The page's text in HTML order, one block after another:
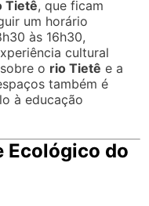
domésticos. Isso
como os quatis
ou pedalinhos?
aosfinais de
hora (a partir de
por ano
e gaviões), além de
e